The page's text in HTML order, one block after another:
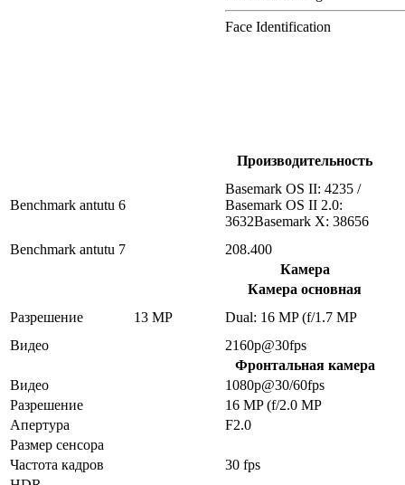
Face Identification
Производительность
Benchmark antutu 6
Basemark OS II: 4235 /
Basemark OS II 2.0:
3632Basemark X: 38656
Benchmark antutu 7
208.400
Камера
Камера основная
Разрешение
13 MP
Dual: 16 MP (f/1.7 MP
Видео
2160p@30fps
Фронтальная камера
Видео
1080p@30/60fps
Разрешение
16 MP (f/2.0 MP
Апертура
F2.0
Размер сенсора
Частота кадров
30 fps